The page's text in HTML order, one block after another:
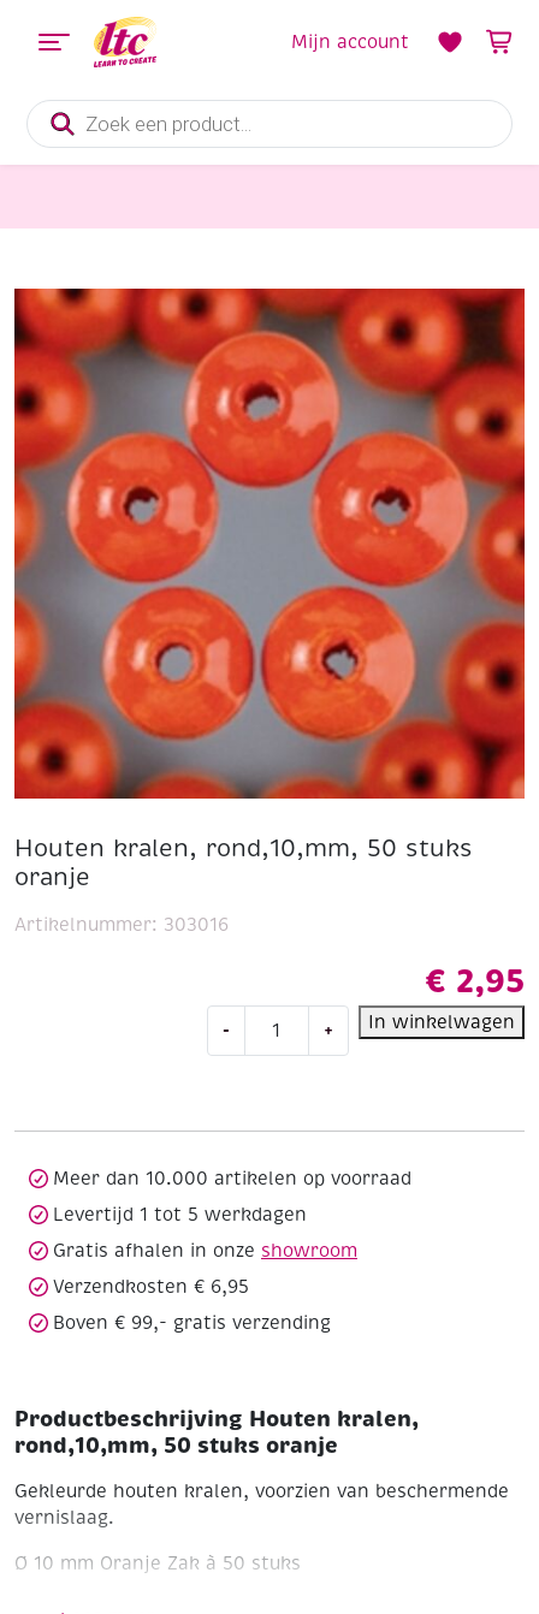
Producten
zoeken
Mijn account
Houten kralen, rond,10,mm, 50 stuks
oranje
€ 2,95
-
aantal
+ In winkelwagen
Artikelnummer: 303016
Meer dan 10.000 artikelen op voorraad
Levertijd 1 tot 5 werkdagen
Gratis afhalen in onze showroom
Verzendkosten € 6,95
Boven € 99,- gratis verzending
Productbeschrijving Houten kralen,
rond,10,mm, 50 stuks oranje
Gekleurde houten kralen, voorzien van beschermende
vernislaag.
Ø 10 mm Oranje Zak à 50 stuks